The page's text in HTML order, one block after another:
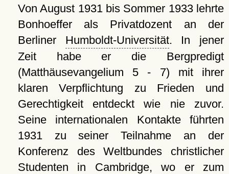
Von August 1931 bis Sommer 1933 lehrte
Bonhoeffer als Privatdozent an der
Berliner Humboldt-Universität. In jener
Zeit habe er die Bergpredigt
(Matthäusevangelium 5 - 7) mit ihrer
klaren Verpflichtung zu Frieden und
Gerechtigkeit entdeckt wie nie zuvor.
Seine internationalen Kontakte führten
1931 zu seiner Teilnahme an der
Konferenz des Weltbundes christlicher
Studenten in Cambridge, wo er zum